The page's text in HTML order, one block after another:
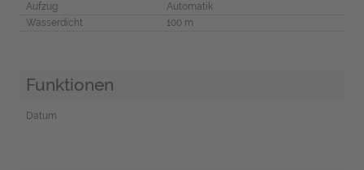
Aufzug
Automatik
Wasserdicht
100 m
Funktionen
Datum